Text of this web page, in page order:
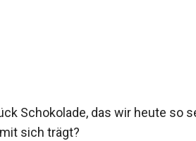
Schokolade, das wir heute so
sich trägt?